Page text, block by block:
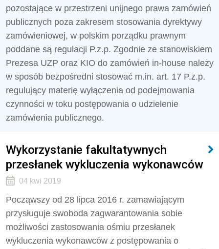
pozostające w przestrzeni unijnego prawa zamówień
publicznych poza zakresem stosowania dyrektywy
zamówieniowej, w polskim porządku prawnym
poddane są regulacji P.z.p. Zgodnie ze stanowiskiem
Prezesa UZP oraz KIO do zamówień in-house należy
w sposób bezpośredni stosować m.in. art. 17 P.z.p.
regulujący materię wyłączenia od podejmowania
czynności w toku postępowania o udzielenie
zamówienia publicznego.
Wykorzystanie fakultatywnych
przesłanek wykluczenia wykonawców
04 kwi 2019
Począwszy od 28 lipca 2016 r. zamawiającym
przysługuje swoboda zagwarantowania sobie
możliwości zastosowania ośmiu przesłanek
wykluczenia wykonawców z postępowania o